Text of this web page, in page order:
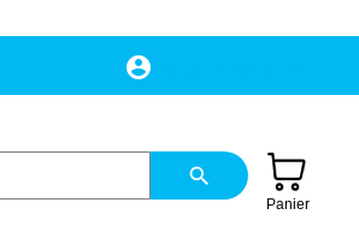
account_circle
search
Panier